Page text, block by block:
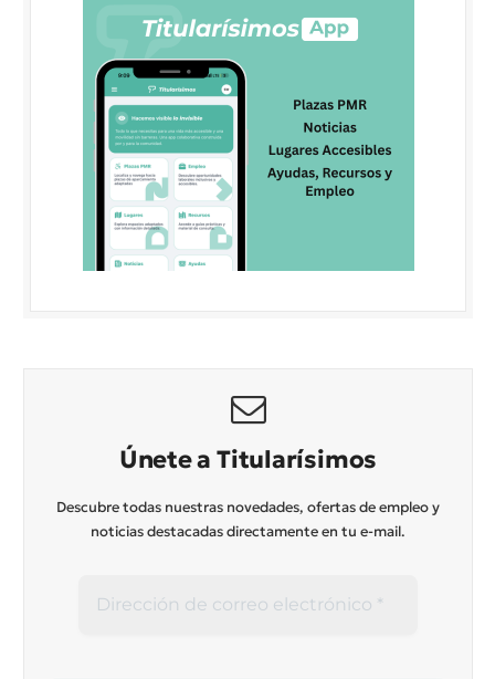
Únete a Titularísimos
Descubre todas nuestras novedades, ofertas de empleo y
noticias destacadas directamente en tu e-mail.